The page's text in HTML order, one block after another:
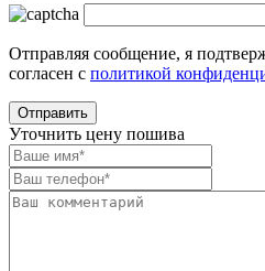
Отправляя сообщение, я
согласен с политикой
Уточнить цену пошива